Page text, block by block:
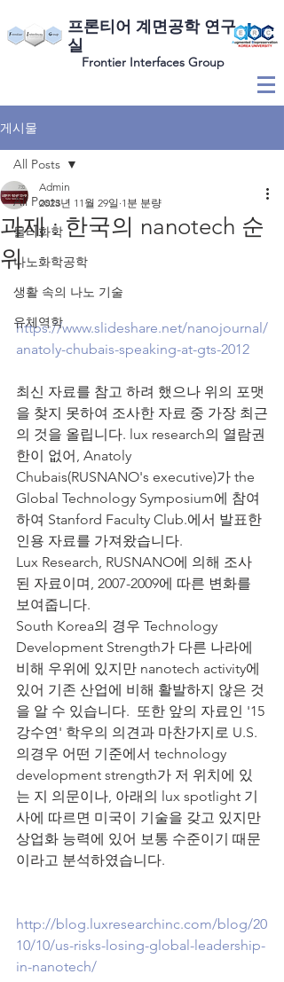
​프론티어 계면공학 연구
실
Frontier Interfaces Group
게시물
All Posts
물리화학
나노화학공학
생활 속의 나노 기술
유체역학
All Posts
과제 : 한국의 nanotech 순
위
Admin
2023년 11월 29일 1분 분량
https://www.slideshare.net/nanojournal/
anatoly-chubais-speaking-at-gts-2012
최신 자료를 참고 하려 했으나 위의 포맷
을 찾지 못하여 조사한 자료 중 가장 최근
의 것을 올립니다. lux research의 열람권
한이 없어, Anatoly
Chubais(RUSNANO's executive)가 the
Global Technology Symposium에 참여
하여 Stanford Faculty Club.에서 발표한
인용 자료를 가져왔습니다.
Lux Research, RUSNANO에 의해 조사
된 자료이며, 2007-2009에 따른 변화를
보여줍니다.
South Korea의 경우 Technology
Development Strength가 다른 나라에
비해 우위에 있지만 nanotech activity에
있어 기존 산업에 비해 활발하지 않은 것
을 알 수 있습니다.  또한 앞의 자료인 '15
강수연' 학우의 의견과 마찬가지로 U.S.
의경우 어떤 기준에서 technology
development strength가 저 위치에 있
는 지 의문이나, 아래의 lux spotlight 기
사에 따르면 미국이 기술을 갖고 있지만
상업화 능력에 있어 보통 수준이기 때문
이라고 분석하였습니다.
http://blog.luxresearchinc.com/blog/20
10/10/us-risks-losing-global-leadership-
in-nanotech/